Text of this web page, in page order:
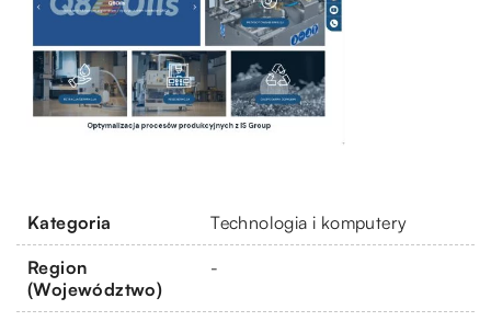
Kategoria Technologia i komputery
Region
(Województwo)
-